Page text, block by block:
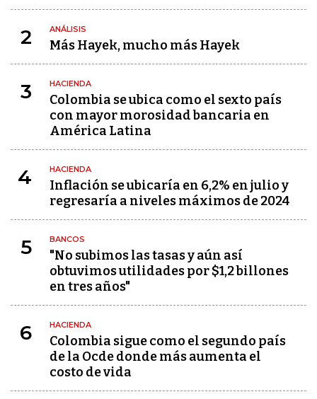
2 ANÁLISIS
Más Hayek, mucho más Hayek
3 HACIENDA
Colombia se ubica como el sexto país
con mayor morosidad bancaria en
América Latina
4 HACIENDA
Inflación se ubicaría en 6,2% en julio y
regresaría a niveles máximos de 2024
5 BANCOS
"No subimos las tasas y aún así
obtuvimos utilidades por $1,2 billones
en tres años"
6 HACIENDA
Colombia sigue como el segundo país
de la Ocde donde más aumenta el
costo de vida